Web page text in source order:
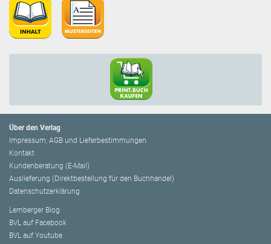
Über den Verlag
Impressum, AGB und Lieferbestimmungen
Kontakt
Kundenberatung (E-Mail)
Auslieferung (Direktbestellung für den Buchhandel)
Datenschutzerklärung
Lemberger Blog
BVL auf Facebook
BVL auf Youtube